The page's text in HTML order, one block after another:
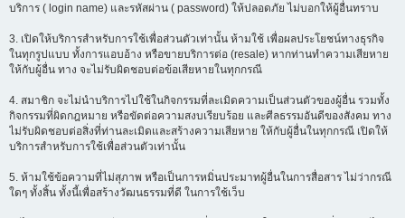
บริการ ( login name) และรหัสผ่าน ( password) ให้ปลอดภัย ไม่บอกให้ผู้อื่นทราบ
3. เปิดให้บริการสำหรับการใช้เพื่อส่วนตัวเท่านั้น ห้ามใช้ เพื่อผลประโยชน์ทางธุรกิจ
ในทุกรูปแบบ ทั้งการแอบอ้าง หรือขายบริการต่อ (resale) หากท่านทำความเสียหาย
ให้กับผู้อื่น ทาง จะไม่รับผิดชอบต่อข้อเสียหายในทุกกรณี
4. สมาชิก จะไม่นำบริการไปใช้ในกิจกรรมที่ละเมิดความเป็นส่วนตัวของผู้อื่น รวมทั้ง
กิจกรรมที่ผิดกฎหมาย หรือขัดต่อความสงบเรียบร้อย และศีลธรรมอันดีของสังคม ทาง
ไม่รับผิดชอบต่อสิ่งที่ท่านละเมิดและสร้างความเสียหาย ให้กับผู้อื่นในทุกกรณี เปิดให้
บริการสำหรับการใช้เพื่อส่วนตัวเท่านั้น
5. ห้ามใช้ข้อความที่ไม่สุภาพ หรือเป็นการหมิ่นประมาทผู้อื่นในการสื่อสาร ไม่ว่ากรณี
ใดๆ ทั้งสิ้น ทั้งนี้เพื่อสร้างวัฒนธรรมที่ดี ในการใช้เว็บ